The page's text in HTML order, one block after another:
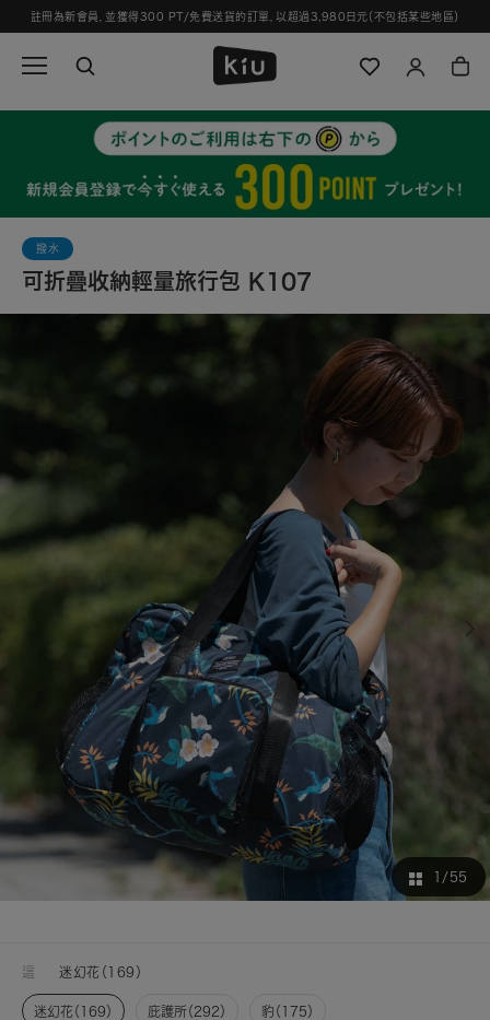
過
註冊為新會員，並獲得300 PT/免費送貨的訂單，以超過3,980日元（不包括某些地區）
撥水
可折疊收納輕量旅行包 K107
/55
這 迷幻花（169）
迷幻花（169） 庇護所（292） 豹（175）